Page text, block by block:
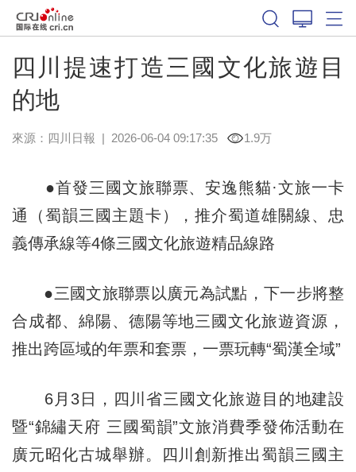
四川提速打造三國文化旅遊目
的地
來源： 四川日報 | 2026-06-04 09:17:35 1.9万
●首發三國文旅聯票、安逸熊貓·文旅一卡
通（蜀韻三國主題卡），推介蜀道雄關線、忠
義傳承線等4條三國文化旅遊精品線路
●三國文旅聯票以廣元為試點，下一步將整
合成都、綿陽、德陽等地三國文化旅遊資源，
推出跨區域的年票和套票，一票玩轉“蜀漢全域”
6月3日，四川省三國文化旅遊目的地建設
暨“錦繡天府 三國蜀韻”文旅消費季發佈活動在
廣元昭化古城舉辦。四川創新推出蜀韻三國主